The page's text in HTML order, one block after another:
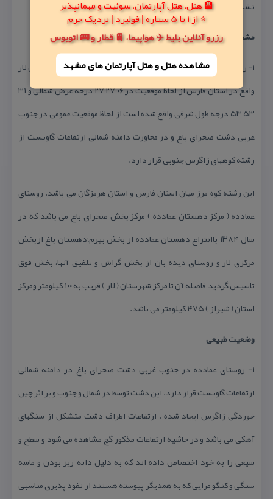
🏨 هتل، هتل آپارتمان، سوئیت و مهمانپذیر
⭐ از 1 تا 5 ستاره | فولبرد | نزدیک حرم
رزرو آنلاین بلیط ✈️ هواپیما، 🚆 قطار و 🚌 اتوبوس
مشاهده هتل و هتل‌ آپارتمان های مشهد
تشكیل می دهند شیعه اثنی عشری می باشد
مشخصات عمومی
۱- روستای عمادده مركز بخش صحرای باغ از بخشهای شهرستان لارستان لار
واقع در استان فارس از لحاظ موقعیت در ۰۶ ۲۷ ۲۷ درجه عرض شمالی و ۳۱
۵۳ ۵۳ درجه طول شرقی واقع شده است از لحاظ موقعیت عمومی در جنوب
غربی دشت صحرای باغ و در مجاورت دامنه شمالی ارتفاعات گاوبست از
رشته كوههای زاگرس جنوبی قرار دارد.
این رشته كوه مرز میان استان فارس و استان هرمزگان می باشد. روستای
عمادده ( مركز دهستان عمادده ) مركز بخش صحرای باغ می باشد كه در
سال ۱۳۸۴ باانتزاع دهستان عمادده از بخش بیرم؛دهستان باغ ازبخش
مركزی لار و روستای دیده بان از بخش گراش و تلفیق آنها، بخش فوق
تاسیس گردید فاصله آن تا مركز شهرستان ( لار ) قریب به ۱۰۰ كیلومتر ومركز
استان ( شیراز ) ۴۷۵ كیلومتر می باشد.
وضعیت طبیعی
۱- روستای عمادده در جنوب غربی دشت صحرای باغ در دامنه شمالی
ارتفاعات گاوبست قرار دارد. این دشت توسط در شمال و جنوب و بر اثر چین
خوردگی زاگرس ایجاد شده . ارتفاعات اطراف دشت متشكل از سنگهای
آهكی می باشد و در حاشیه ارتفاعات مذكور گچ مشاهده می شود و سطح و
سیعی را به خود اختصاص داده اند كه به دلیل دانه ریز بودن و ماسه
سنگی و كنگو مرایی كه به همدیگر پیوسته هستند از نفوذ پذیری مناسبی